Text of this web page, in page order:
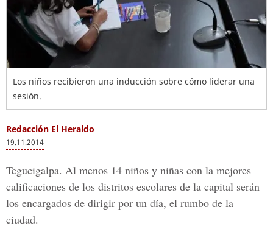
Los niños recibieron una inducción sobre cómo liderar una
sesión.
Redacción El Heraldo
19.11.2014
Tegucigalpa. Al menos 14 niños y niñas con la mejores
calificaciones de los distritos escolares de la capital serán
los encargados de dirigir por un día, el rumbo de la
ciudad.